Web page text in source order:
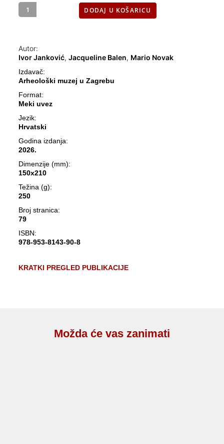
DODAJ U KOŠARICU
Autor:
Ivor Janković,Jacqueline Balen, Mario Novak
Izdavač:
Arheološki muzej u Zagrebu
Format:
Meki uvez
Jezik:
Hrvatski
Godina izdanja:
2026.
Dimenzije (mm):
150x210
Težina (g):
250
Broj stranica:
79
ISBN:
978-953-8143-90-8
KRATKI PREGLED PUBLIKACIJE
Možda će vas zanimati